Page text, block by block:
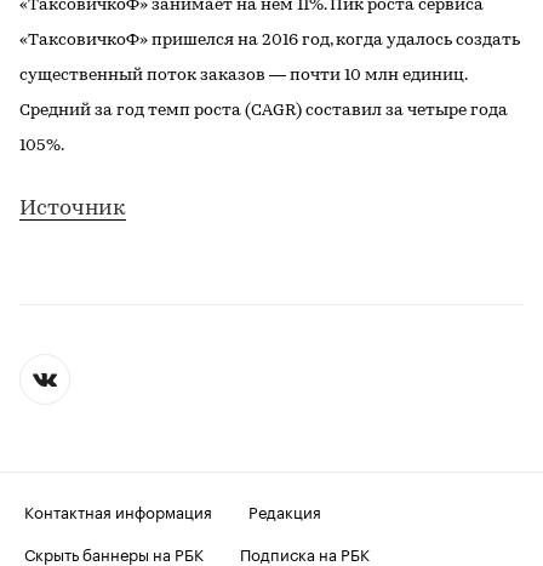
«ТаксовичкоФ» занимает на нем 11%. Пик роста сервиса
«ТаксовичкоФ» пришелся на 2016 год, когда удалось создать
существенный поток заказов — почти 10 млн единиц.
Средний за год темп роста (CAGR) составил за четыре года
105%.
Источник
Контактная информация
Редакция
Скрыть баннеры на РБК
Подписка на РБК